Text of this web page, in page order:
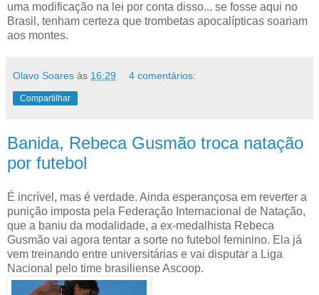
uma modificação na lei por conta disso... se fosse aqui no
Brasil, tenham certeza que trombetas apocalípticas soariam
aos montes.
Olavo Soares às 16:29 4 comentários:
Compartilhar
Banida, Rebeca Gusmão troca natação
por futebol
É incrível, mas é verdade. Ainda esperançosa em reverter a
punição imposta pela Federação Internacional de Natação,
que a baniu da modalidade, a ex-medalhista Rebeca
Gusmão vai agora tentar a sorte no futebol feminino. Ela já
vem treinando entre universitárias e vai disputar a Liga
Nacional pelo time brasiliense Ascoop.